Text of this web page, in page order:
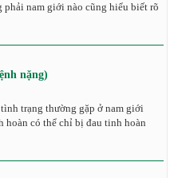
nam giới nào cũng hiểu biết rõ
nặng)
trạng thường gặp ở nam giới
hoàn có thể chỉ bị đau tinh hoàn